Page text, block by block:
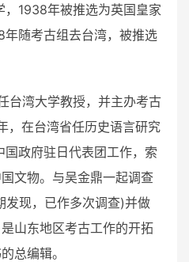
，1938年被推选为英国皇家
随考古组去台湾，被推选
台湾大学教授，并主办考古
，在台湾省任历史语言研究
政府驻日代表团工作，索
文物。与吴金鼎一起调查
发现，已作多次调查)并做
山东地区考古工作的开拓
总编辑。